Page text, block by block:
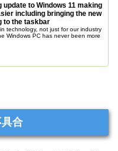
update to Windows 11 making
including bringing the new
to the taskbar
technology, not just for our industry
Windows PC has never been more
具合